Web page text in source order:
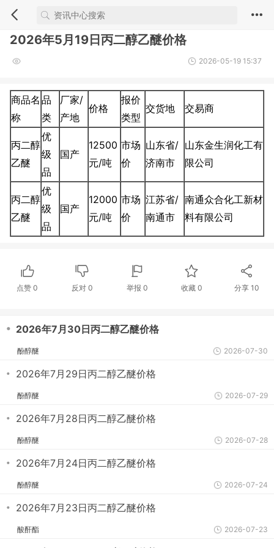
2026年5月19日丙二醇乙醚价格
2026-05-19 15:37
商品名
称
品
类
厂家/
产地
价格
报价
类型
交货地 交易商
丙二醇
乙醚
优
级
品
国产
12500
元/吨
市场
价
山东省/
济南市
山东金生润化工有
限公司
丙二醇
乙醚
优
级
品
国产
12000
元/吨
市场
价
江苏省/
南通市
南通众合化工新材
料有限公司
点赞0 反对 0 举报 0 收藏 0 分享 10
・ 2026年7月30日丙二醇乙醚价格
酚醇醚 2026-07-30
・ 2026年7月29日丙二醇乙醚价格
酚醇醚 2026-07-29
・ 2026年7月28日丙二醇乙醚价格
酚醇醚 2026-07-28
・ 2026年7月24日丙二醇乙醚价格
酚醇醚 2026-07-24
・ 2026年7月23日丙二醇乙醚价格
酸酐酯 2026-07-23